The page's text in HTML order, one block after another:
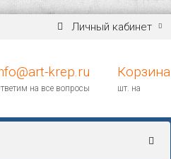
Личный кабинет
krep.ru
на все вопросы
Корзина
шт. на